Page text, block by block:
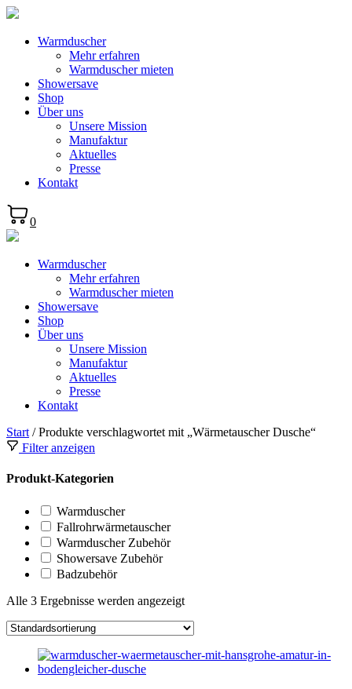
Warmduscher
Mehr erfahren
Warmduscher mieten
Showersave
Shop
Über uns
Unsere Mission
Manufaktur
Aktuelles
Presse
Kontakt
0
Warmduscher
Mehr erfahren
Warmduscher mieten
Showersave
Shop
Über uns
Unsere Mission
Manufaktur
Aktuelles
Presse
Kontakt
Start / Produkte verschlagwortet mit „Wärmetauscher Dusche“
Filter anzeigen
Produkt-Kategorien
Warmduscher
Fallrohrwärmetauscher
Warmduscher Zubehör
Showersave Zubehör
Badzubehör
Alle 3 Ergebnisse werden angezeigt